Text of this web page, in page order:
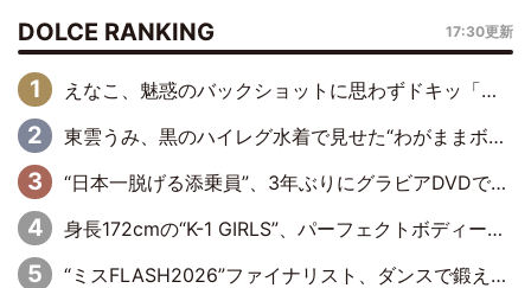
DOLCE RANKING 17:30更新
えなこ、魅惑のバックショットに思わずドキッ「世界最高レベルの美しさ」「クールビューティーで良き」「ポーズも表情も完璧」
東雲うみ、黒のハイレグ水着で見せた“わがままボディ”がたまらない「うみちゃんカワイイ」「全てがステキな女神さま」「魅力的です」
“日本一脱げる添乗員”、3年ぶりにグラビアDVDで復活 31歳の艶やかな表情がさえわたる
身長172cmの“K-1 GIRLS”、パーフェクトボディーでグラビアDVDデビュー
“ミスFLASH2026”ファイナリスト、ダンスで鍛え上げた健康的な美ボディー披露